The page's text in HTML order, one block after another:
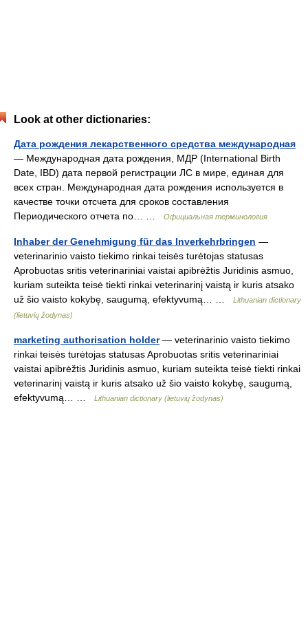
Look at other dictionaries:
Дата рождения лекарственного средства международная
— Международная дата рождения, МДР (International Birth
Date, IBD) дата первой регистрации ЛС в мире, единая для
всех стран. Международная дата рождения используется в
качестве точки отсчета для сроков составления
Периодического отчета по… …
Официальная терминология
Inhaber der Genehmigung für das Inverkehrbringen —
veterinarinio vaisto tiekimo rinkai teisės turėtojas statusas
Aprobuotas sritis veterinariniai vaistai apibrėžtis Juridinis asmuo,
kuriam suteikta teisė tiekti rinkai veterinarinį vaistą ir kuris atsako
už šio vaisto kokybę, saugumą, efektyvumą… …
Lithuanian dictionary
(lietuvių žodynas)
marketing authorisation holder— veterinarinio vaisto tiekimo
rinkai teisės turėtojas statusas Aprobuotas sritis veterinariniai
vaistai apibrėžtis Juridinis asmuo, kuriam suteikta teisė tiekti rinkai
veterinarinį vaistą ir kuris atsako už šio vaisto kokybę, saugumą,
efektyvumą… …
Lithuanian dictionary (lietuvių žodynas)